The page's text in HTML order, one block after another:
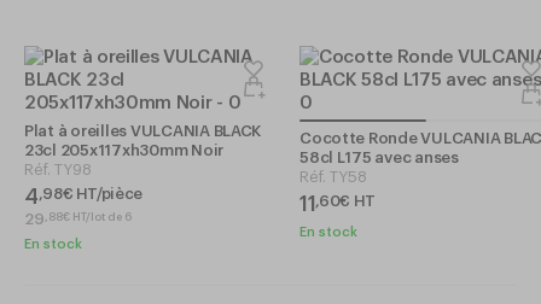
Plat à oreilles VULCANIA BLACK
23cl 205x117xh30mm Noir
Réf. TY98
4,98€ HT/pièce
29 , 88€ HT/lot de 6
En stock
Cocotte Ronde VULCANIA
58cl L175 avec anses
Réf. TY58
11,60€ HT
En stock